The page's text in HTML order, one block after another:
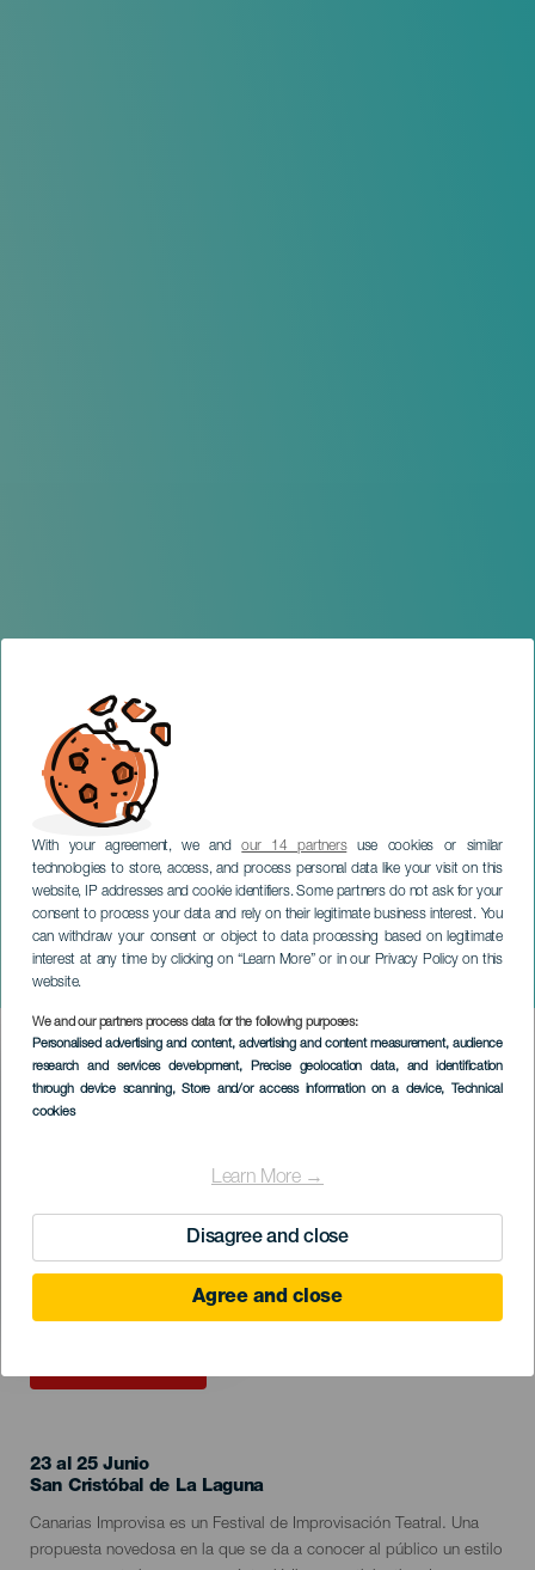
With your agreement, we andour 14 partnersuse cookies or similar
technologies to store, access, and process personal data like your visit on this
website, IP addresses and cookie identifiers. Some partners do not ask for your
consent to process your data and rely on their legitimate business interest. You
can withdraw your consent or object to data processing based on legitimate
interest at any time by clicking on “Learn More” or in our Privacy Policy on this
website.
We and our partners process data for the following purposes:
Personalised advertising and content, advertising and content measurement, audience
research and services development, Precise geolocation data, and identification
through device scanning, Store and/or access information on a device, Technical
cookies
Learn More →
Disagree and close
Agree and close
Canarias Improvisa
TENERIFE
Imagen
Listado
23 al 25 Junio
Localidad
San Cristóbal de La Laguna
Descripción
del
Canarias Improvisa es un Festival de Improvisación Teatral. Una
propuesta novedosa en la que se da a conocer al público un estilo